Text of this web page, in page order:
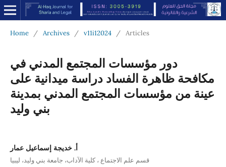
Home / Archives / v11i12024 / Articles
دور مؤسسات المجتمع المدني في
مكافحة ظاهرة الفساد دراسة ميدانية على
عينة من مؤسسات المجتمع المدني بمدينة
بني وليد
أ. خديجة إسماعيل عمار
قسم علم الاجتماع ، كلية الآداب، جامعة بني وليد، ليبيا